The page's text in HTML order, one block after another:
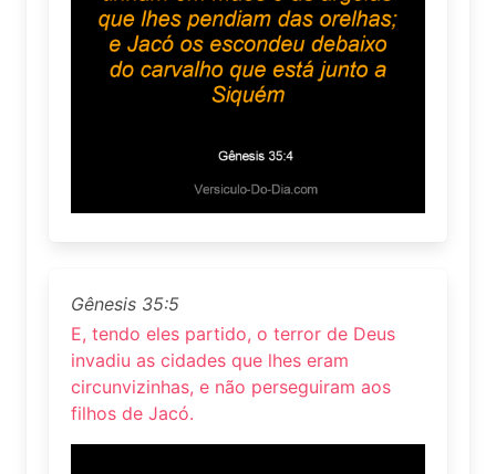
Gênesis 35:5
E, tendo eles partido, o terror de Deus
invadiu as cidades que lhes eram
circunvizinhas, e não perseguiram aos
filhos de Jacó.